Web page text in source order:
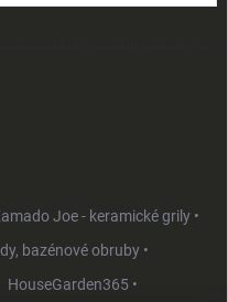
Joe - keramické grily •
bazénové obruby •
HouseGarden365 •